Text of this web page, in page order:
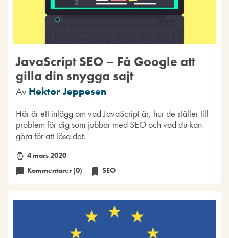
JavaScript SEO – Få Google att
gilla din snygga sajt
Av Hektor Jeppesen
Här är ett inlägg om vad JavaScript är, hur de ställer till
problem för dig som jobbar med SEO och vad du kan
göra för att lösa det.
4 mars 2020
Kommentarer (0)
SEO